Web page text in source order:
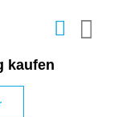
kaufen